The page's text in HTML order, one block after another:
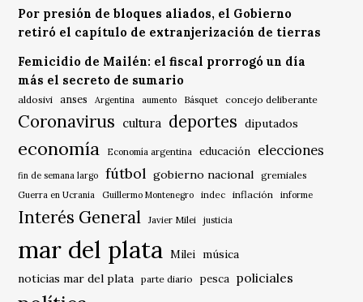
Por presión de bloques aliados, el Gobierno
retiró el capítulo de extranjerización de tierras
Femicidio de Mailén: el fiscal prorrogó un día
más el secreto de sumario
aldosivi anses Argentina aumento Básquet concejo deliberante
Coronavirus cultura deportes diputados
economía Economía argentina educación elecciones
fin de semana largo fútbol gobierno nacional gremiales
Guerra en Ucrania Guillermo Montenegro indec inflación informe
Interés General Javier Milei justicia
mar del plata Milei música
noticias mar del plata
parte diario pesca policiales